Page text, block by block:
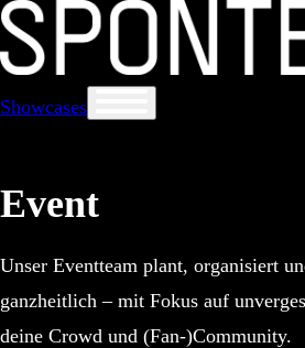
Showcases
Event
Unser Eventteam plant, organisiert
ganzheitlich – mit Fokus auf
deine Crowd und (Fan-)Community.